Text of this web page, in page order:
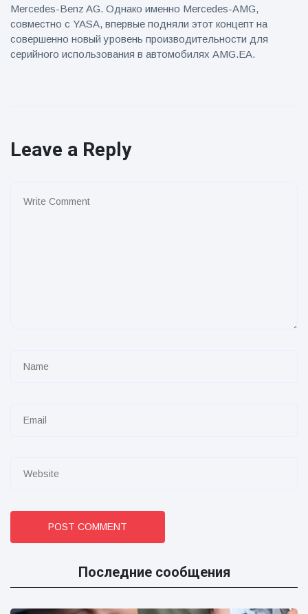
Mercedes-Benz AG. Однако именно Mercedes-AMG,
совместно с YASA, впервые подняли этот концепт на
совершенно новый уровень производительности для
серийного использования в автомобилях AMG.EA.
Leave a Reply
POST COMMENT
Последние сообщения